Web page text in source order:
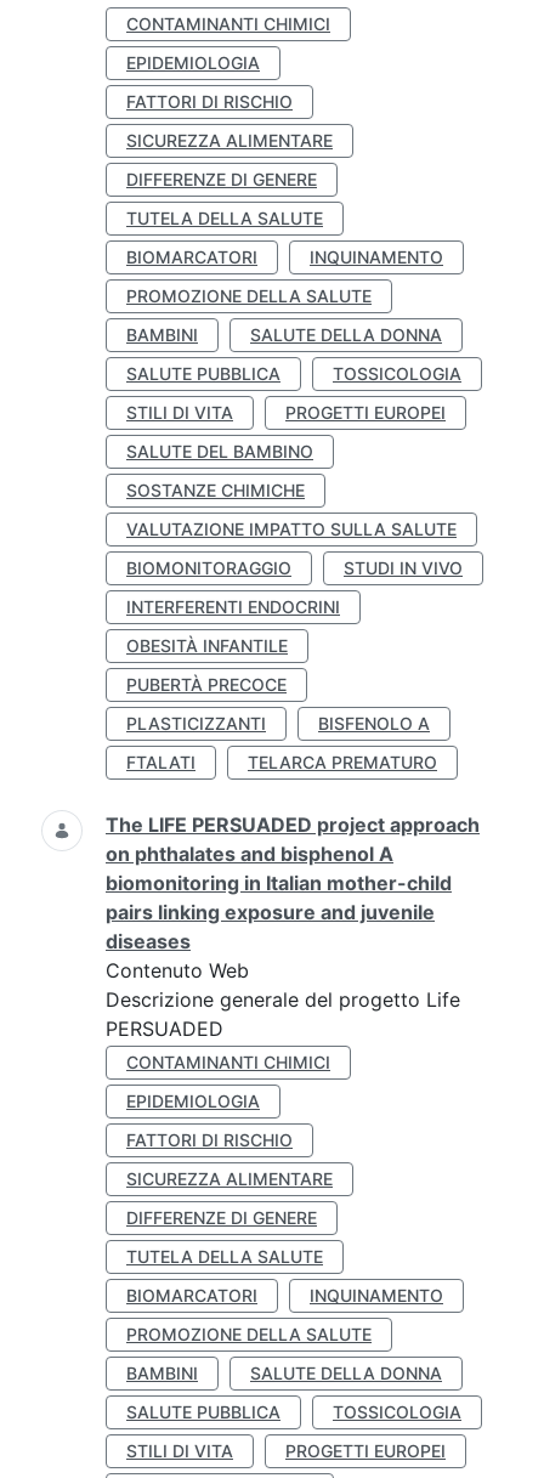
CONTAMINANTI CHIMICI
EPIDEMIOLOGIA
FATTORI DI RISCHIO
SICUREZZA ALIMENTARE
DIFFERENZE DI GENERE
TUTELA DELLA SALUTE
BIOMARCATORI
INQUINAMENTO
PROMOZIONE DELLA SALUTE
BAMBINI
SALUTE DELLA DONNA
SALUTE PUBBLICA
TOSSICOLOGIA
STILI DI VITA
PROGETTI EUROPEI
SALUTE DEL BAMBINO
SOSTANZE CHIMICHE
VALUTAZIONE IMPATTO SULLA SALUTE
BIOMONITORAGGIO
STUDI IN VIVO
INTERFERENTI ENDOCRINI
OBESITÀ INFANTILE
PUBERTÀ PRECOCE
PLASTICIZZANTI
BISFENOLO A
FTALATI
TELARCA PREMATURO
The LIFE PERSUADED project approach
on phthalates and bisphenol A
biomonitoring in Italian mother-child
pairs linking exposure and juvenile
diseases
Contenuto Web
Descrizione generale del progetto Life
PERSUADED
CONTAMINANTI CHIMICI
EPIDEMIOLOGIA
FATTORI DI RISCHIO
SICUREZZA ALIMENTARE
DIFFERENZE DI GENERE
TUTELA DELLA SALUTE
BIOMARCATORI
INQUINAMENTO
PROMOZIONE DELLA SALUTE
BAMBINI
SALUTE DELLA DONNA
SALUTE PUBBLICA
TOSSICOLOGIA
STILI DI VITA
PROGETTI EUROPEI